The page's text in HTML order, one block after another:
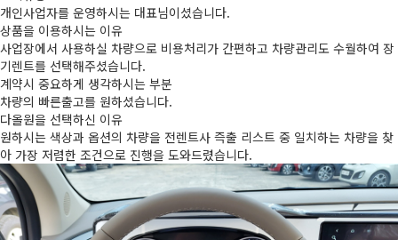
개인사업자를 운영하시는 대표님이셨습니다.
상품을 이용하시는 이유
사업장에서 사용하실 차량으로 비용처리가 간편하고 차량관리도 수월하여 장
기렌트를 선택해주셨습니다.
계약시 중요하게 생각하시는 부분
차량의 빠른출고를 원하셨습니다.
다올원을 선택하신 이유
원하시는 색상과 옵션의 차량을 전렌트사 즉출 리스트 중 일치하는 차량을 찾
아 가장 저렴한 조건으로 진행을 도와드렸습니다.